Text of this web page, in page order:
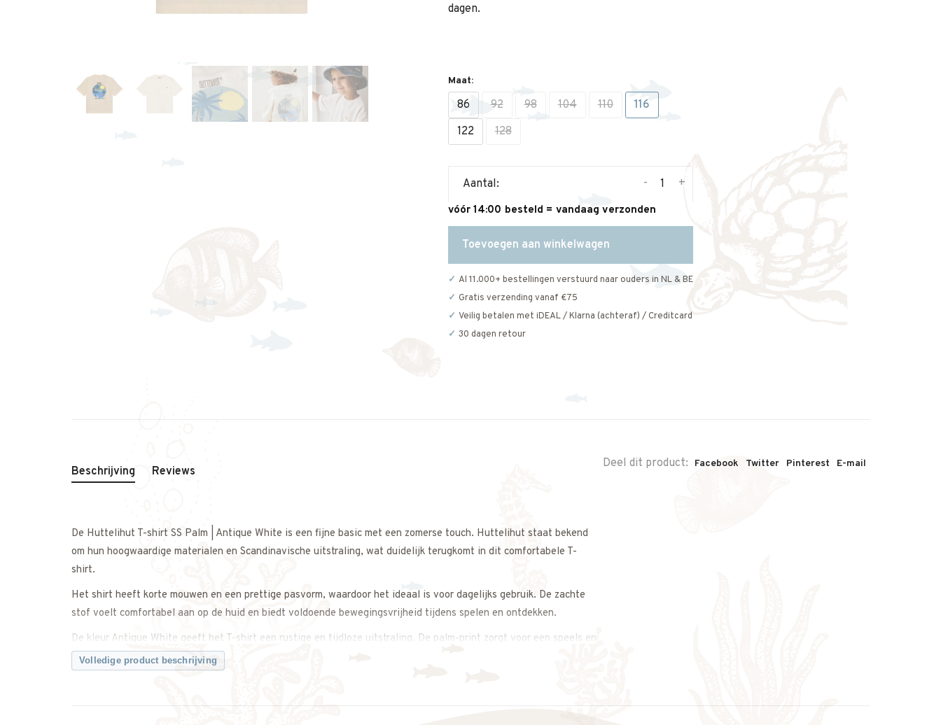
dagen.
Maat:
86 92 98 104 110
116
122
128
Aantal: +
-
vóór 14:00 besteld = vandaag verzonden
Toevoegen aan winkelwagen
Al 11.000+ bestellingen verstuurd naar ouders in NL & BE
Gratis verzending vanaf €75
Veilig betalen met iDEAL / Klarna (achteraf) / Creditcard
30 dagen retour
Deel dit product: Facebook Twitter Pinterest E-mail
Beschrijving Reviews
De Huttelihut T-shirt SS Palm | Antique White is een fijne basic met een zomerse touch. Huttelihut staat bekend
om hun hoogwaardige materialen en Scandinavische uitstraling, wat duidelijk terugkomt in dit comfortabele T-
shirt.
Het shirt heeft korte mouwen en een prettige pasvorm, waardoor het ideaal is voor dagelijks gebruik. De zachte
stof voelt comfortabel aan op de huid en biedt voldoende bewegingsvrijheid tijdens spelen en ontdekken.
De kleur Antique White geeft het T-shirt een rustige en tijdloze uitstraling. De palm-print zorgt voor een speels en
zomers detail. Makkelijk te combineren met een short, rokje of jeans voor een complete outfit.
Volledige product beschrijving